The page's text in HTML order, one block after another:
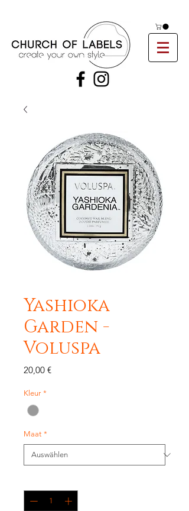
Yashioka
Garden -
Voluspa
20,00 €Preis
Kleur *
Maat *